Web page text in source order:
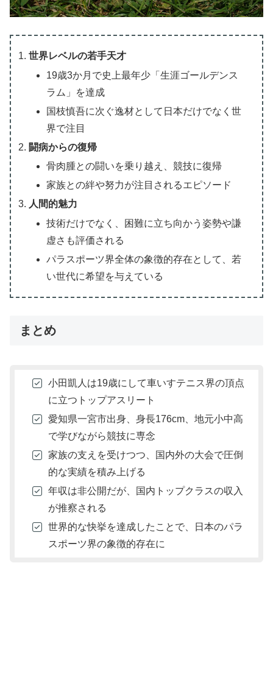
世界レベルの若手天才
19歳3か月で史上最年少「生涯ゴールデンス
ラム」を達成
国枝慎吾に次ぐ逸材として日本だけでなく世
界で注目
闘病からの復帰
骨肉腫との闘いを乗り越え、競技に復帰
家族との絆や努力が注目されるエピソード
人間的魅力
技術だけでなく、困難に立ち向かう姿勢や謙
虚さも評価される
パラスポーツ界全体の象徴的存在として、若
い世代に希望を与えている
まとめ
小田凱人は19歳にして車いすテニス界の頂点
に立つトップアスリート
愛知県一宮市出身、身長176cm、地元小中高
で学びながら競技に専念
家族の支えを受けつつ、国内外の大会で圧倒
的な実績を積み上げる
年収は非公開だが、国内トップクラスの収入
が推察される
世界的な快挙を達成したことで、日本のパラ
スポーツ界の象徴的存在に